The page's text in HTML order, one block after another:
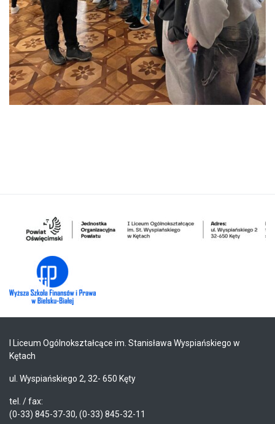
I Liceum Ogólnokształcące im. Stanisława Wyspiańskiego w
Kętach
ul. Wyspiańskiego 2, 32- 650 Kęty
tel. / fax:
(0-33) 845-37-30, (0-33) 845-32-11